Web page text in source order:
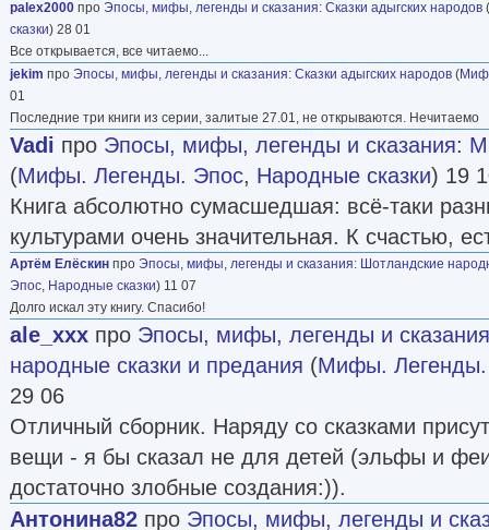
palex2000 про Эпосы, мифы, легенды и сказания: Сказки адыгских народов (
сказки) 28 01
Все открывается, все читаемо...
jekim про Эпосы, мифы, легенды и сказания: Сказки адыгских народов (
01
Последние три книги из серии, залитые 27.01, не открываются. Нечитаемо
Vadi про Эпосы, мифы, легенды и сказания:
(Мифы. Легенды. Эпос, Народные сказки) 19
Книга абсолютно сумасшедшая: всё-таки
культурами очень значительная. К счастью,
Артём Елёскин про Эпосы, мифы, легенды и сказания: Шотландские
Эпос, Народные сказки) 11 07
Долго искал эту книгу. Спасибо!
ale_xxx про Эпосы, мифы, легенды и сказания
народные сказки и предания (Мифы.
29 06
Отличный сборник. Наряду со сказками
вещи - я бы сказал не для детей (эльфы и
достаточно злобные создания:)).
Антонина82 про Эпосы, мифы, легенды и